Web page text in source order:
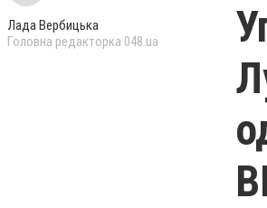
Лада Вербицька
Головна редакторка 048.ua